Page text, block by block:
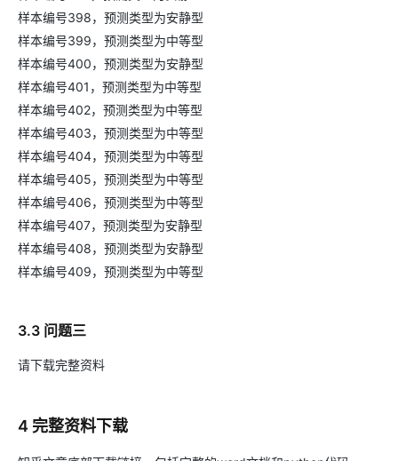
样本编号398，预测类型为安静型
样本编号399，预测类型为中等型
样本编号400，预测类型为安静型
样本编号401，预测类型为中等型
样本编号402，预测类型为中等型
样本编号403，预测类型为中等型
样本编号404，预测类型为中等型
样本编号405，预测类型为中等型
样本编号406，预测类型为中等型
样本编号407，预测类型为安静型
样本编号408，预测类型为安静型
样本编号409，预测类型为中等型
3.3 问题三
请下载完整资料
4 完整资料下载